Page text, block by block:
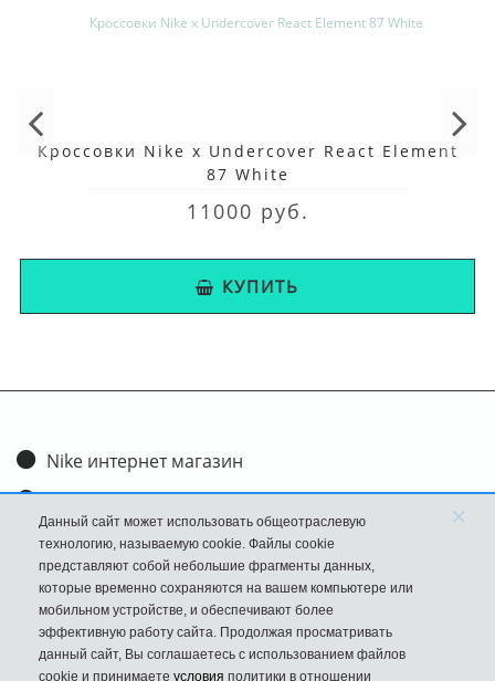
Кроссовки Nike x Undercover React Element
87 White
11000 руб.
КУПИТЬ
Nike интернет магазин
Доставка и оплата
Обмен и возврат
Размеры
FAQ
Новости
Данный сайт может использовать общеотраслевую
технологию, называемую cookie. Файлы cookie
представляют собой небольшие фрагменты данных,
которые временно сохраняются на вашем компьютере или
мобильном устройстве, и обеспечивают более
эффективную работу сайта. Продолжая просматривать
данный сайт, Вы соглашаетесь с использованием файлов
cookie и принимаете условия политики в отношении
×